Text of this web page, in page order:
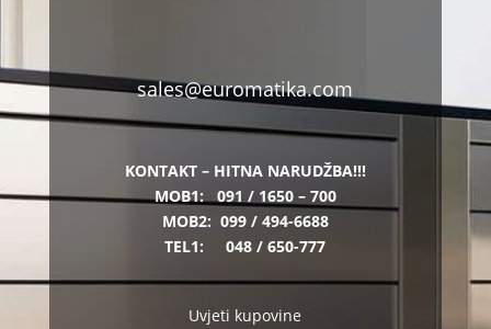
sales@euromatika.com
KONTAKT – HITNA NARUDŽBA!!!
MOB1:091 / 1650 – 700
MOB2: 099 / 494-6688
TEL1:048 / 650-777
Uvjeti kupovine